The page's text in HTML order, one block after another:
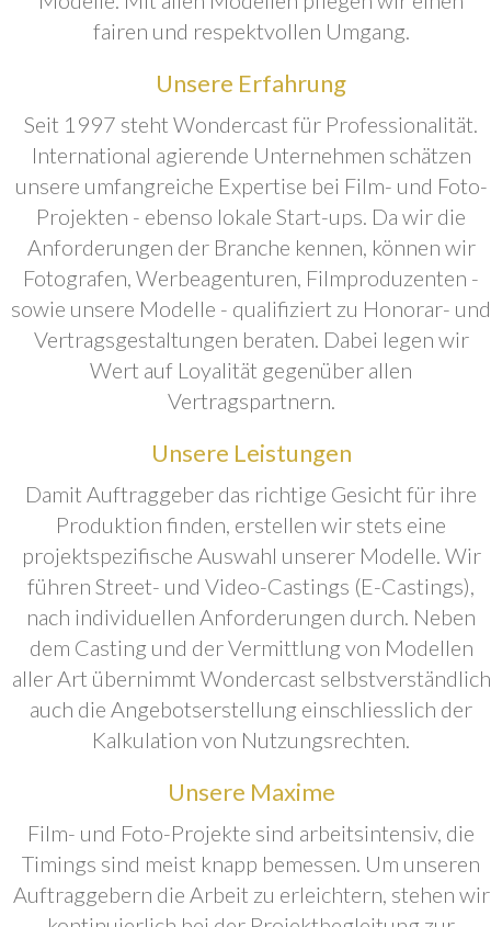
fairen und respektvollen Umgang.
Unsere Erfahrung
Seit 1997 steht Wondercast für Professionalität.
International agierende Unternehmen schätzen
unsere umfangreiche Expertise bei Film- und Foto-
Projekten - ebenso lokale Start-ups. Da wir die
Anforderungen der Branche kennen, können wir
Fotografen, Werbeagenturen, Filmproduzenten -
sowie unsere Modelle - qualifiziert zu Honorar- und
Vertragsgestaltungen beraten. Dabei legen wir
Wert auf Loyalität gegenüber allen
Vertragspartnern.
Unsere Leistungen
Damit Auftraggeber das richtige Gesicht für ihre
Produktion finden, erstellen wir stets eine
projektspezifische Auswahl unserer Modelle. Wir
führen Street- und Video-Castings (E-Castings),
nach individuellen Anforderungen durch. Neben
dem Casting und der Vermittlung von Modellen
aller Art übernimmt Wondercast selbstverständlich
auch die Angebotserstellung einschliesslich der
Kalkulation von Nutzungsrechten.
Unsere Maxime
Film- und Foto-Projekte sind arbeitsintensiv, die
Timings sind meist knapp bemessen. Um unseren
Auftraggebern die Arbeit zu erleichtern, stehen wir